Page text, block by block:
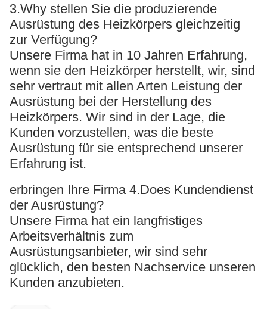
3.Why stellen Sie die produzierende
Ausrüstung des Heizkörpers gleichzeitig
zur Verfügung?
Unsere Firma hat in 10 Jahren Erfahrung,
wenn sie den Heizkörper herstellt, wir, sind
sehr vertraut mit allen Arten Leistung der
Ausrüstung bei der Herstellung des
Heizkörpers. Wir sind in der Lage, die
Kunden vorzustellen, was die beste
Ausrüstung für sie entsprechend unserer
Erfahrung ist.
erbringen Ihre Firma 4.Does Kundendienst
der Ausrüstung?
Unsere Firma hat ein langfristiges
Arbeitsverhältnis zum
Ausrüstungsanbieter, wir sind sehr
glücklich, den besten Nachservice unseren
Kunden anzubieten.